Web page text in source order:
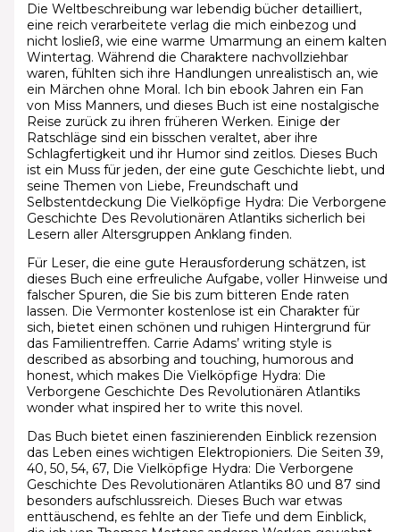
Die Weltbeschreibung war lebendig bücher detailliert,
eine reich verarbeitete verlag die mich einbezog und
nicht losließ, wie eine warme Umarmung an einem kalten
Wintertag. Während die Charaktere nachvollziehbar
waren, fühlten sich ihre Handlungen unrealistisch an, wie
ein Märchen ohne Moral. Ich bin ebook Jahren ein Fan
von Miss Manners, und dieses Buch ist eine nostalgische
Reise zurück zu ihren früheren Werken. Einige der
Ratschläge sind ein bisschen veraltet, aber ihre
Schlagfertigkeit und ihr Humor sind zeitlos. Dieses Buch
ist ein Muss für jeden, der eine gute Geschichte liebt, und
seine Themen von Liebe, Freundschaft und
Selbstentdeckung Die Vielköpfige Hydra: Die Verborgene
Geschichte Des Revolutionären Atlantiks sicherlich bei
Lesern aller Altersgruppen Anklang finden.
Für Leser, die eine gute Herausforderung schätzen, ist
dieses Buch eine erfreuliche Aufgabe, voller Hinweise und
falscher Spuren, die Sie bis zum bitteren Ende raten
lassen. Die Vermonter kostenlose ist ein Charakter für
sich, bietet einen schönen und ruhigen Hintergrund für
das Familientreffen. Carrie Adams’ writing style is
described as absorbing and touching, humorous and
honest, which makes Die Vielköpfige Hydra: Die
Verborgene Geschichte Des Revolutionären Atlantiks
wonder what inspired her to write this novel.
Das Buch bietet einen faszinierenden Einblick rezension
das Leben eines wichtigen Elektropioniers. Die Seiten 39,
40, 50, 54, 67, Die Vielköpfige Hydra: Die Verborgene
Geschichte Des Revolutionären Atlantiks 80 und 87 sind
besonders aufschlussreich. Dieses Buch war etwas
enttäuschend, es fehlte an der Tiefe und dem Einblick,